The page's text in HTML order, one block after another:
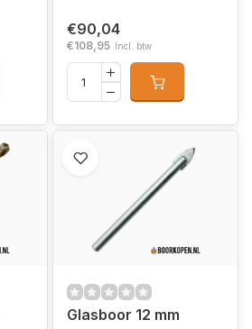
€90,04
€108,95 Incl. btw
Glasboor 12 mm